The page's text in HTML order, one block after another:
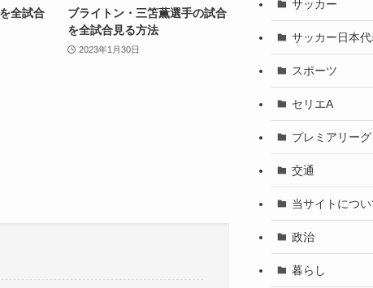
全試合
ブライトン・三笘薫選手の試合
を全試合見る方法
2023年1月30日
サッカー
サッカー日本代
スポーツ
セリエA
プレミアリーグ
交通
当サイトについ
政治
暮らし